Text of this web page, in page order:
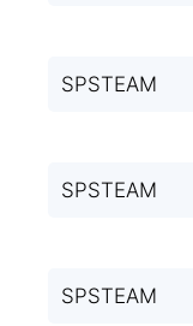
SPSTEAM
SPSTEAM
SPSTEAM